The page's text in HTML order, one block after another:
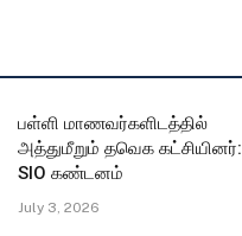
பள்ளி மாணவர்களிடத்தில்
அத்துமீறும் தவெக கட்சியினர்:
SIO கண்டனம்
July 3, 2026